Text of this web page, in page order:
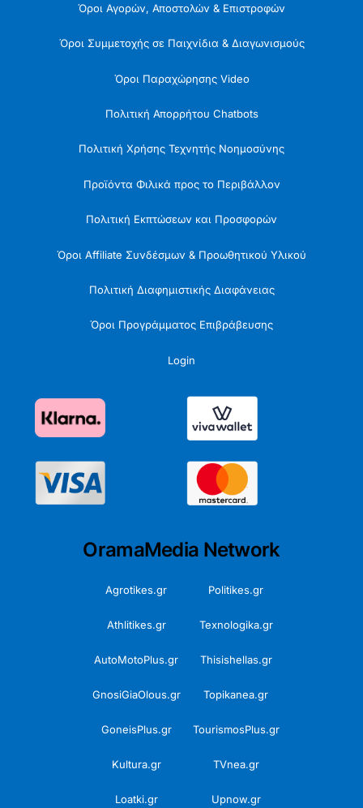
Όροι Αγορών, Αποστολών & Επιστροφών
Όροι Συμμετοχής σε Παιχνίδια & Διαγωνισμούς
Όροι Παραχώρησης Video
Πολιτική Απορρήτου Chatbots
Πολιτική Χρήσης Τεχνητής Νοημοσύνης
Προϊόντα Φιλικά προς το Περιβάλλον
Πολιτική Εκπτώσεων και Προσφορών
Όροι Affiliate Συνδέσμων & Προωθητικού Υλικού
Πολιτική Διαφημιστικής Διαφάνειας
Όροι Προγράμματος Επιβράβευσης
Login
OramaMedia Network
Agrotikes.gr Politikes.gr
Athlitikes.gr Texnologika.gr
AutoMotoPlus.gr Thisishellas.gr
GnosiGiaOlous.gr Topikanea.gr
GoneisPlus.gr TourismosPlus.gr
Kultura.gr TVnea.gr
Loatki.gr Upnow.gr